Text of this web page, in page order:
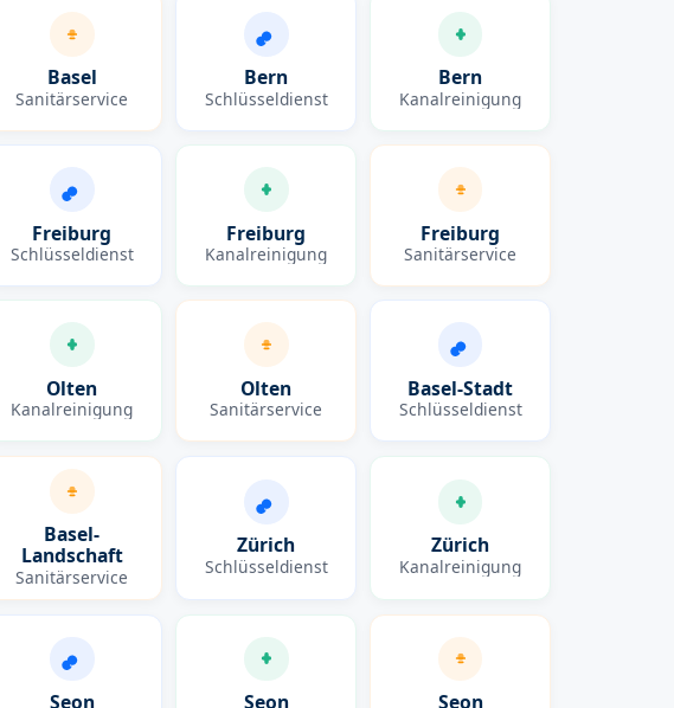
Basel
Sanitärservice
Bern
Schlüsseldienst
Bern
Kanalreinigung
Freiburg
Schlüsseldienst
Freiburg
Kanalreinigung
Freiburg
Sanitärservice
Olten
Kanalreinigung
Olten
Sanitärservice
Basel-Stadt
Schlüsseldienst
Basel-
Landschaft
Sanitärservice
Zürich
Schlüsseldienst
Zürich
Kanalreinigung
Seon Seon Seon